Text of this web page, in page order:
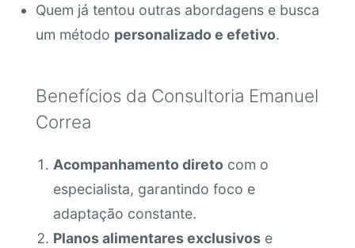
Quem já tentou outras abordagens e busca
um método personalizado e efetivo.
Benefícios da Consultoria Emanuel
Correa
Acompanhamento direto com o
especialista, garantindo foco e
adaptação constante.
Planos alimentares exclusivos e